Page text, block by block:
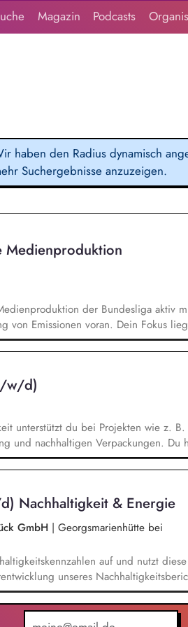
Magazin Podcasts
haben den Radius dynamisch
Suchergebnisse anzuzeigen.
Medienproduktion
der Bundesliga aktiv
von Emissionen voran. Dein Fokus
TV-Produktionskonzepten
zur emissionsfreien USV-
und externer Stakeholder.
w/d)
unterstützt du bei Projekten wie z. B.
und nachhaltigen Verpackungen. Du
– von der Datensammlung bis
internationalen
du eigenständig Analysen zu den
und beobachtest politische
Nachhaltigkeit & Energie
GmbH | Georgsmarienhütte bei
auf und nutzt
unseres
Bei der Berechnung und
Footprints (CCF) unterstützt du und
ab. Du entwickelst